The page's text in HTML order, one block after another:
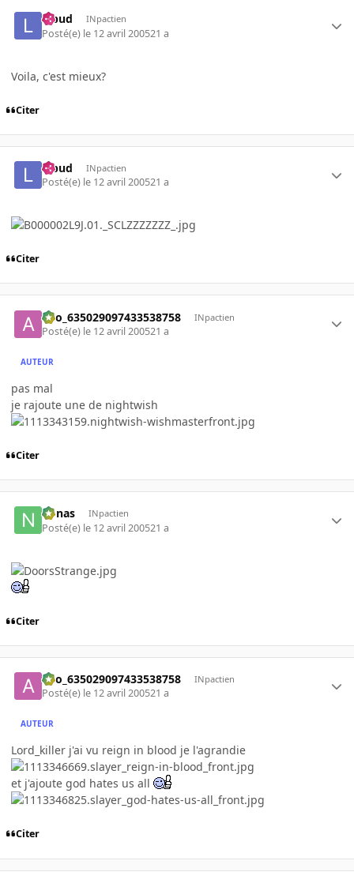
lebud INpactien
Posté(e) le 12 avril 200521 a
Voila, c'est mieux?
Citer
lebud INpactien
Posté(e) le 12 avril 200521 a
Citer
ano_635029097433538758 INpactien
Posté(e) le 12 avril 200521 a
AUTEUR
pas mal
je rajoute une de nightwish
Citer
nonas INpactien
Posté(e) le 12 avril 200521 a
Citer
ano_635029097433538758 INpactien
Posté(e) le 12 avril 200521 a
AUTEUR
Lord_killer j'ai vu reign in blood je l'agrandie
et j'ajoute god hates us all
Citer